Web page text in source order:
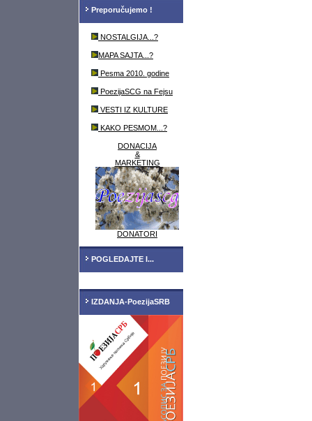
Preporučujemo !
NOSTALGIJA...?
MAPA SAJTA...?
Pesma 2010. godine
PoezijaSCG na Fejsu
VESTI IZ KULTURE
KAKO PESMOM...?
DONACIJA
&
MARKETING
DONATORI
POGLEDAJTE I...
IZDANJA-PoezijaSRB